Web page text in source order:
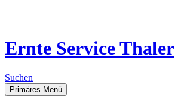
Ernte Service Thaler
Suchen
Primäres Menü